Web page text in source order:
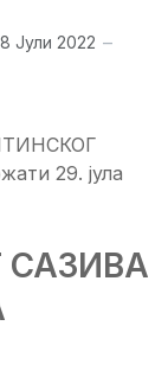
Јули 2022
29. јула
САЗИВА